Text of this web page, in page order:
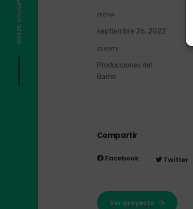
FECHA
septiembre 26, 2022
CLIENTE
Producciones del
Barrio
Compartir
Facebook Twitter
Ver proyecto